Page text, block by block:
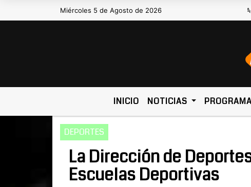
Miércoles 5 de Agosto de 2026Hoy es Miércoles 5 de Agosto
INICIO NOTICIAS
DEPORTES
La Dirección de
Escuelas Deportivas